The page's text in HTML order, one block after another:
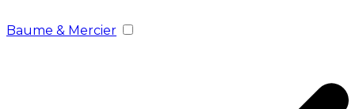
Baume & Mercier